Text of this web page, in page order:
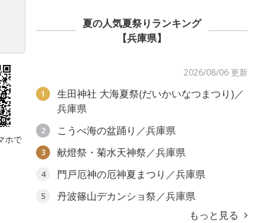
ホで
夏の人気夏祭りランキング
【兵庫県】
2026/08/06 更新
1
生田神社 大海夏祭(だいかいなつまつり)／
兵庫県
2 こうべ海の盆踊り／兵庫県
3 献燈祭・菊水天神祭／兵庫県
4 門戸厄神の厄神夏まつり／兵庫県
5
丹波篠山デカンショ祭／兵庫県
もっと見る